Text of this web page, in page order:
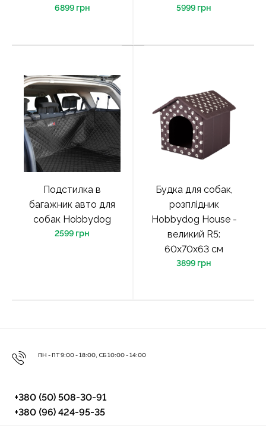
6899 грн 5999 грн
Подстилка в
багажник авто для
собак Hobbydog
2599 грн
Будка для собак,
розплідник
Hobbydog House -
великий R5:
60x70x63 см
3899 грн
ПН - ПТ 9:00 - 18:00, СБ 10:00 - 14:00
+380 (50) 508-30-91
+380 (96) 424-95-35